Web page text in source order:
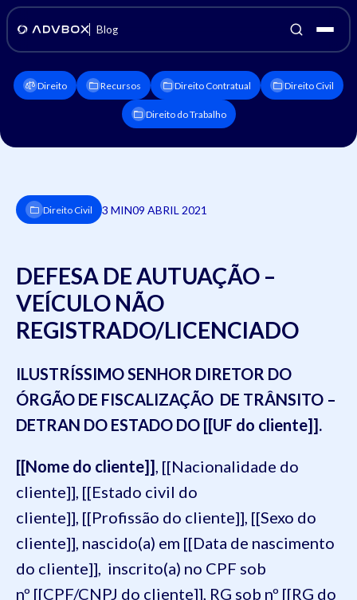
Blog
Direito Recursos Direito Contratual Direito Civil
Direito do Trabalho
Direito Civil 3 MIN09 ABRIL 2021
DEFESA DE AUTUAÇÃO –
VEÍCULO NÃO
REGISTRADO/LICENCIADO
ILUSTRÍSSIMO SENHOR DIRETOR DO
ÓRGÃO DE FISCALIZAÇÃO DE TRÂNSITO –
DETRAN DO ESTADO DO [[UF do cliente]].
[[Nome do cliente]], [[Nacionalidade do
cliente]], [[Estado civil do
cliente]], [[Profissão do cliente]], [[Sexo do
cliente]], nascido(a) em [[Data de nascimento
do cliente]], inscrito(a) no CPF sob
nº [[CPF/CNPJ do cliente]], RG sob nº [[RG do